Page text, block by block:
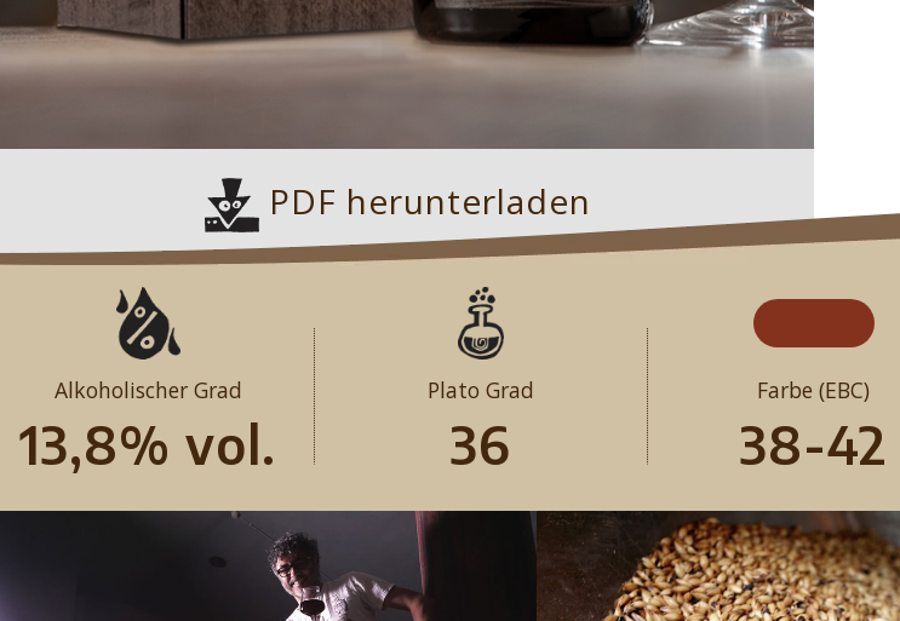
PDF herunterladen
Alkoholischer Grad
13,8% vol.
Plato Grad
36
Farbe (EBC)
38-42